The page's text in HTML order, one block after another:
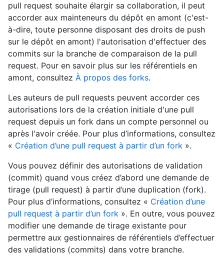
pull request souhaite élargir sa collaboration, il peut
accorder aux mainteneurs du dépôt en amont (c'est-
à-dire, toute personne disposant des droits de push
sur le dépôt en amont) l'autorisation d'effectuer des
commits sur la branche de comparaison de la pull
request. Pour en savoir plus sur les référentiels en
amont, consultez À propos des forks.
Les auteurs de pull requests peuvent accorder ces
autorisations lors de la création initiale d'une pull
request depuis un fork dans un compte personnel ou
après l'avoir créée. Pour plus d’informations, consultez
« Création d’une pull request à partir d’un fork ».
Vous pouvez définir des autorisations de validation
(commit) quand vous créez d’abord une demande de
tirage (pull request) à partir d’une duplication (fork).
Pour plus d’informations, consultez « Création d’une
pull request à partir d’un fork ». En outre, vous pouvez
modifier une demande de tirage existante pour
permettre aux gestionnaires de référentiels d’effectuer
des validations (commits) dans votre branche.